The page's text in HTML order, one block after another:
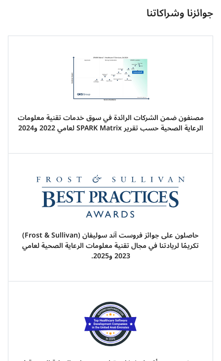
جوائزنا وشراكاتنا
مصنفون ضمن الشركات الرائدة في سوق خدمات تقنية معلومات
الرعاية الصحية حسب تقرير SPARK Matrix لعامي 2022 و2024
حاصلون على جوائز فروست آند سوليفان (Frost & Sullivan)
تكريمًا لريادتنا في مجال تقنية معلومات الرعاية الصحية لعامي
2023 و2025.